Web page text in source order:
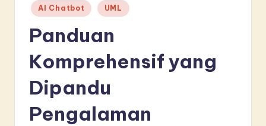
A
Posted
in
AI Chatbot UML
Panduan
Komprehensif yang
Dipandu
Pengalaman